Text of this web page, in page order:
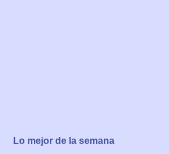
Lo mejor de la semana